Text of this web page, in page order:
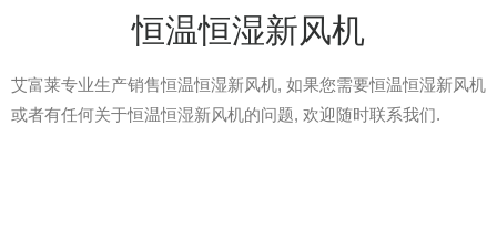
恒温恒湿新风机
艾富莱专业生产销售恒温恒湿新风机, 如果您需要恒温恒湿新风机
或者有任何关于恒温恒湿新风机的问题, 欢迎随时联系我们.